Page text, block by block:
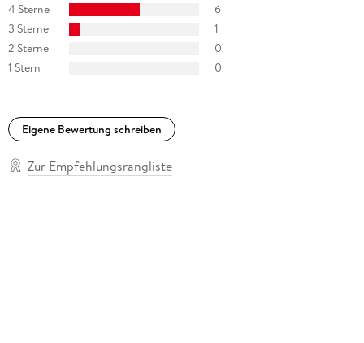
4 Sterne
6
3 Sterne
1
2 Sterne
0
1 Stern
0
Eigene Bewertung schreiben
Zur Empfehlungsrangliste